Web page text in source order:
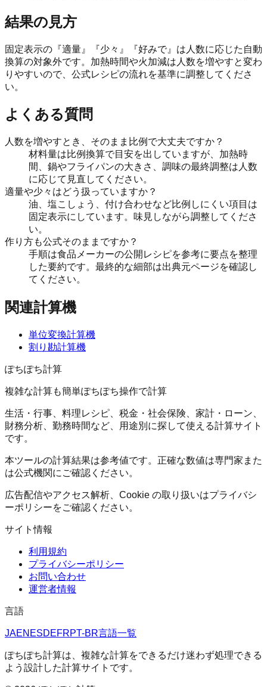
結果の見方
固定表示の『適量』『少々』『好みで』は人数に応じた自動
換算の対象外です。加熱時間や火加減は人数を増やすと変わ
りやすいので、公式レシピの流れを基準に調整してくださ
い。
よくある質問
人数を増やすとき、そのまま比例で大丈夫ですか？
材料量は比例換算で目安を出していますが、加熱時
間、鍋やフライパンの大きさ、調味の最終調整は人数
に応じて見直してください。
適量や少々はどう扱っていますか？
油、塩こしょう、付け合わせなど比例しにくい項目は
固定表示にしています。味見しながら調整してくださ
い。
作り方も公式そのままですか？
手順は食品メーカーの公開レシピを参考に要点を整理
した要約です。最終的な細部は出典元ページを確認し
てください。
関連計算機
単位変換計算機
割り勘計算機
ぽちぽち計算
複雑な計算も簡単ぽちぽち操作で計算
生活・行事、料理レシピ、税金・社会保険、家計・ローン、
財務分析、勤務時間など、用途別に探して使える計算サイト
です。
本ツールの計算結果は参考値です。正確な数値は専門家また
は公式機関にご確認ください。
広告配信やアクセス解析、Cookie の取り扱いはプライバシ
ーポリシーをご確認ください。
サイト情報
利用規約
プライバシーポリシー
お問い合わせ
運営者情報
言語
JAEN ESDEFRPT-BR言語一覧
ぽちぽち計算は、複雑な計算をできるだけ迷わず処理できる
よう設計した計算サイトです。